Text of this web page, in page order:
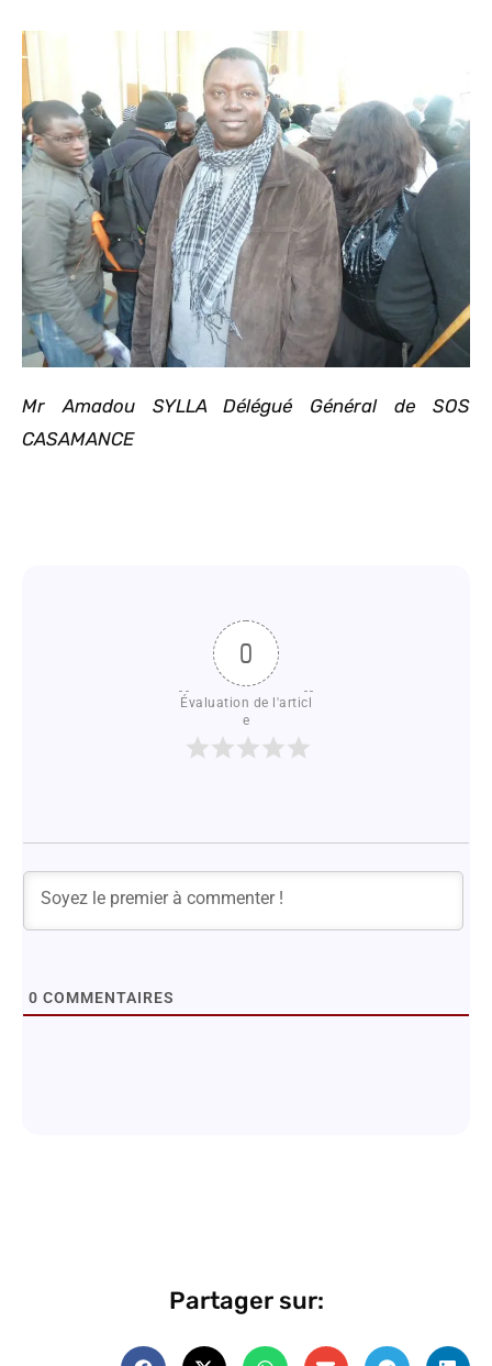
Mr Amadou SYLLA Délégué Général de SOS
CASAMANCE
0
Évaluation de l'articl
e
0 COMMENTAIRES
Partager sur: